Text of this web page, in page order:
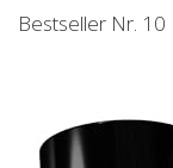
Bestseller Nr. 10